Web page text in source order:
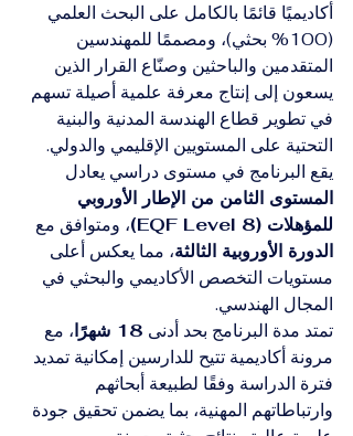
أكاديميًا قائمًا بالكامل على البحث العلمي
(100% بحثي)، ومصممًا للمهندسين
المتقدمين والباحثين وصنّاع القرار الذين
يسعون إلى إنتاج معرفة علمية أصيلة تسهم
في تطوير قطاع الهندسة المدنية والبنية
التحتية على المستويين الإقليمي والدولي.
يقع البرنامج في مستوى دراسي يعادل
المستوى الثامن من الإطار الأوروبي
للمؤهلات (EQF Level 8)
، ومتوافق مع
الدورة الأوروبية الثالثة، مما يعكس أعلى
مستويات التخصص الأكاديمي والبحثي في
المجال الهندسي.
تمتد مدة البرنامج بحد أدنى 18 شهرًا
، مع
مرونة أكاديمية تتيح للدارسين إمكانية تمديد
فترة الدراسة وفقًا لطبيعة أبحاثهم
وارتباطاتهم المهنية، بما يضمن تحقيق جودة